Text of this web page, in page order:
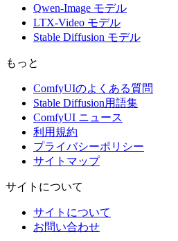
Qwen-Image モデル
LTX-Video モデル
Stable Diffusion モデル
もっと
ComfyUIのよくある質問
Stable Diffusion用語集
ComfyUI ニュース
利用規約
プライバシーポリシー
サイトマップ
サイトについて
サイトについて
お問い合わせ